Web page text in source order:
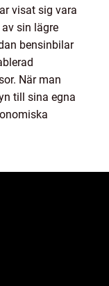
visat sig vara
sin lägre
bensinbilar
När man
till sina egna